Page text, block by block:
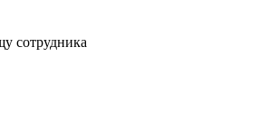
сотрудника